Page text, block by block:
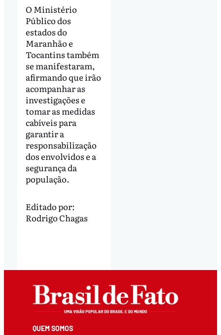
O Ministério
Público dos
estados do
Maranhão e
Tocantins também
se manifestaram,
afirmando que irão
acompanhar as
investigações e
tomar as medidas
cabíveis para
garantir a
responsabilização
dos envolvidos e a
segurança da
população.
Editado por:
Rodrigo Chagas
QUEM SOMOS